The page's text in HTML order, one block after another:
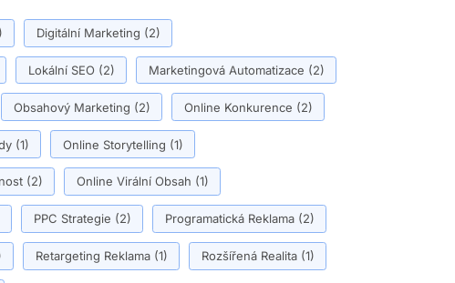
Digitální Marketing (2)
Lokální SEO(2) Marketingová Automatizace (2)
Obsahový Marketing (2) Online Konkurence (2)
(1) Online Storytelling (1)
(2) Online Virální Obsah (1)
PPC Strategie (2) Programatická Reklama(2)
Retargeting Reklama(1) Rozšířená Realita(1)